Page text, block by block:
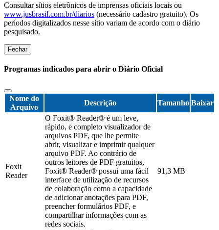
Consultar sítios eletrônicos de imprensas oficiais locais ou
www.jusbrasil.com.br/diarios (necessário cadastro gratuito). Os
períodos digitalizados nesse sítio variam de acordo com o diário
pesquisado.
Fechar
Programas indicados para abrir o Diário Oficial
Nome do
Arquivo
Descrição Tamanho Baixar
Foxit
Reader
O Foxit® Reader® é um leve,
rápido, e completo visualizador de
arquivos PDF, que lhe permite
abrir, visualizar e imprimir qualquer
arquivo PDF. Ao contrário de
outros leitores de PDF gratuitos,
Foxit® Reader® possui uma fácil
interface de utilização de recursos
de colaboração como a capacidade
de adicionar anotações para PDF,
preencher formulários PDF, e
compartilhar informações com as
redes sociais.
91,3 MB